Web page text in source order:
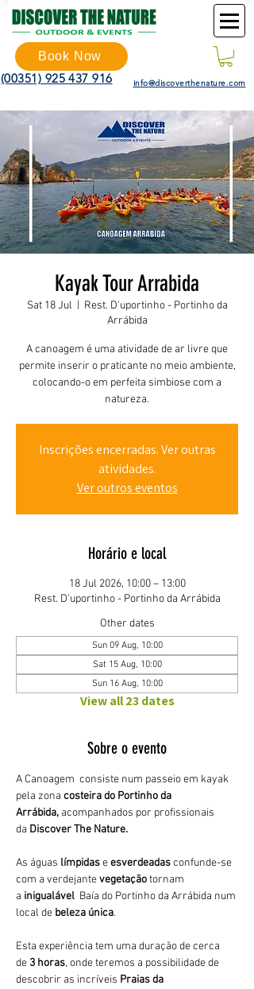
Book Now
(00351) 925 437 916 info@discoverthenature.com
Kayak Tour Arrabida
Sat 18 Jul
Rest. D'uportinho - Portinho da
Arrábida
A canoagem é uma atividade de ar livre que
permite inserir o praticante no meio ambiente,
colocando-o em perfeita simbiose com a
natureza.
Inscrições encerradas. Ver outras
atividades.
Ver outros eventos
Horário e local
18 Jul 2026, 10:00 – 13:00
Rest. D'uportinho - Portinho da Arrábida
Other dates
Sun 09 Aug, 10:00
Sat 15 Aug, 10:00
Sun 16 Aug, 10:00
View all 23 dates
Sobre o evento
A Canoagem  consiste num passeio em kayak
pela zona costeira do Portinho da
Arrábida, acompanhados por profissionais
da Discover The Nature.
As águas límpidas e esverdeadas confunde-se
com a verdejante vegetação tornam
a inigualável Baía do Portinho da Arrábida num
local de beleza única.
Esta experiência tem uma duração de cerca
de 3 horas, onde teremos a possibilidade de
descobrir as incríveis Praias da